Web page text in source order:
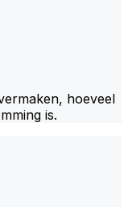
hoeveel
is.